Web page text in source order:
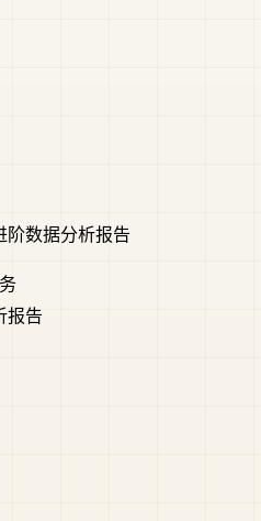
阶数据分析报告
报告